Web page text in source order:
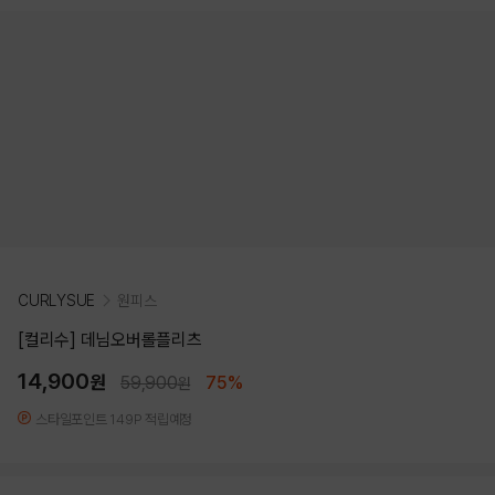
CURLYSUE 원피스
[컬리수] 데님오버롤플리츠
14,900원 59,900원 75%
스타일포인트 149P 적립예정